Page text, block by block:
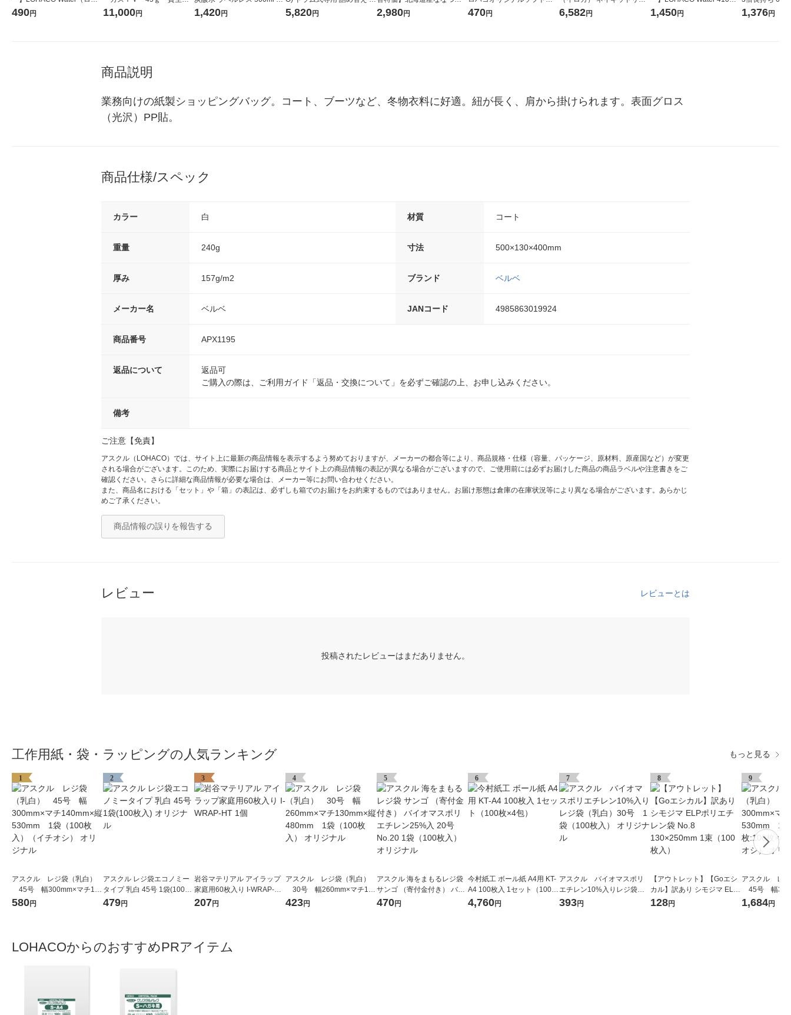
コウォーター）2L ラベルレ
490円
堂 おまけ付き
11,000円
箱（24本入）
1,420円
ガジャンボ 2300g 1セット
5,820円
し 無洗米 5kg 1袋 令和7年産
2,980円
ックティッシュ フィオナ オ
470円
ーの香り 柔軟剤 詰め替え 超
6,582円
1箱（20本入）ラベルレス
1,450円
紙配合 スコッ
1,376円
商品説明
業務向けの紙製ショッピングバッグ。コート、ブーツなど、冬物衣料に好適。紐が長く、肩から掛けられます。表面グロス
（光沢）PP貼。
商品仕様/スペック
カラー 白 材質 コート
重量 240g 寸法 500×130×400mm
厚み 157g/m2 ブランド ベルベ
メーカー名 ベルベ JANコード 4985863019924
商品番号 APX1195
返品について
返品可
ご購入の際は、ご利用ガイド「返品・交換について」を必ずご確認の上、お申し込みください。
備考
ご注意【免責】
アスクル（LOHACO）では、サイト上に最新の商品情報を表示するよう努めておりますが、メーカーの都合等により、商品規格・仕様（容量、パッケージ、原材料、原産国など）が変更
される場合がございます。このため、実際にお届けする商品とサイト上の商品情報の表記が異なる場合がございますので、ご使用前には必ずお届けした商品の商品ラベルや注意書きをご
確認ください。さらに詳細な商品情報が必要な場合は、メーカー等にお問い合わせください。
また、商品名における「セット」や「箱」の表記は、必ずしも箱でのお届けをお約束するものではありません。お届け形態は倉庫の在庫状況等により異なる場合がございます。あらかじ
めご了承ください。
商品情報の誤りを報告する
レビュー レビューとは
投稿されたレビューはまだありません。
工作用紙・袋・ラッピングの人気ランキング もっと見る
1
アスクル レジ袋（乳白）
45号 幅300mm×マチ140
mm×縦530mm 1袋（100
580円
2
アスクル レジ袋エコノミー
タイプ 乳白 45号 1袋(100枚
入) オリジナル
479円
3
岩谷マテリアル アイラップ
家庭用60枚入り I-WRAP-HT
1個
207円
4
アスクル レジ袋（乳白）
30号 幅260mm×マチ130
mm×縦480mm 1袋（100
423円
5
アスクル 海をまもるレジ袋
サンゴ （寄付金付き） バイ
オマスポリエチレン25%入 2
470円
6
今村紙工 ボール紙 A4用 KT-
A4 100枚入 1セット（100枚
×4包）
4,760円
7
アスクル バイオマスポリ
エチレン10%入りレジ袋
（乳白）30号 1袋（100枚
393円
8
【アウトレット】【Goエシ
カル】訳あり シモジマ ELP
ポリエチレン袋 No.8 130×2
128円
9
アスクル レジ
45号 幅
mm×縦
1,684円
LOHACOからのおすすめPRアイテム